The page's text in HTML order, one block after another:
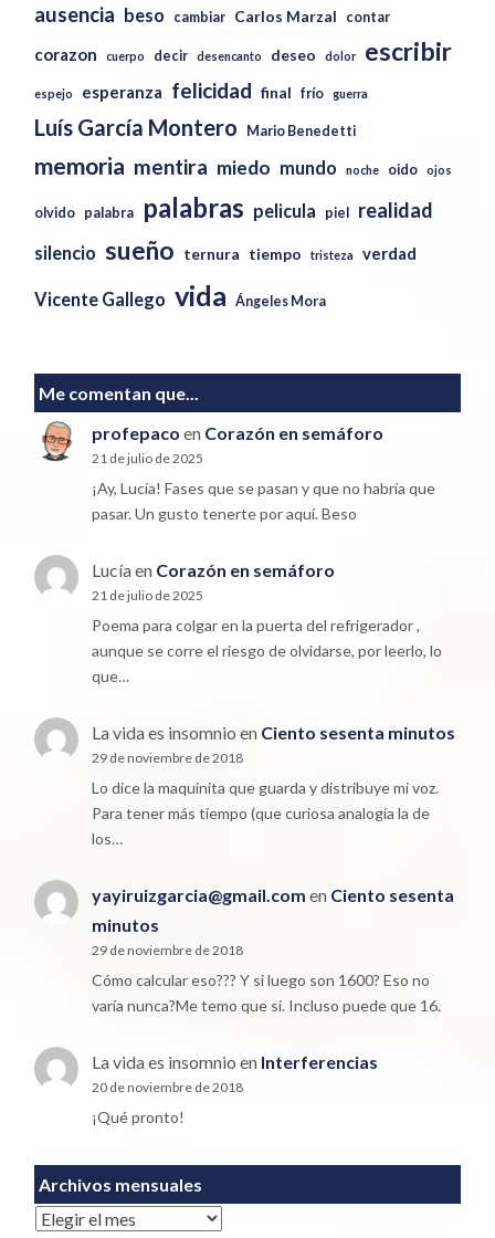
ausencia beso cambiar Carlos Marzal contar
corazon cuerpo decir desencanto deseo dolor escribir
espejo esperanza felicidad final frío guerra
Luís García Montero Mario Benedetti
memoria mentira miedo mundo noche oido ojos
olvido palabra palabras pelicula piel realidad
silencio sueño ternura tiempo tristeza verdad
Vicente Gallego vida Ángeles Mora
Me comentan que...
profepaco en Corazón en semáforo
21 de julio de 2025
¡Ay, Lucía! Fases que se pasan y que no habría que
pasar. Un gusto tenerte por aquí. Beso
Lucíaen Corazón en semáforo
21 de julio de 2025
Poema para colgar en la puerta del refrigerador ,
aunque se corre el riesgo de olvidarse, por leerlo, lo
que…
La vida es insomnio en Ciento sesenta minutos
29 de noviembre de 2018
Lo dice la maquinita que guarda y distribuye mi voz.
Para tener más tiempo (que curiosa analogía la de
los…
yayiruizgarcia@gmail.com en Ciento sesenta
minutos
29 de noviembre de 2018
Cómo calcular eso??? Y si luego son 1600? Eso no
varía nunca?Me temo que sí. Incluso puede que 16.
La vida es insomnio en Interferencias
20 de noviembre de 2018
¡Qué pronto!
Archivos mensuales
Archivos